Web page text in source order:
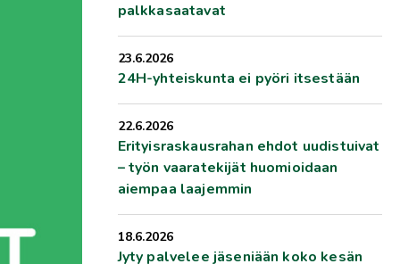
palkkasaatavat
23.6.2026
24H-yhteiskunta ei pyöri itsestään
22.6.2026
Erityisraskausrahan ehdot uudistuivat
– työn vaaratekijät huomioidaan
aiempaa laajemmin
18.6.2026
Jyty palvelee jäseniään koko kesän